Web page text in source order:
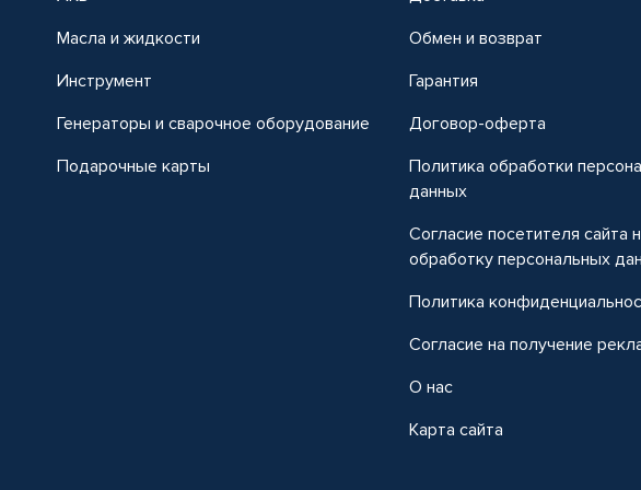
Масла и жидкости
Инструмент
Генераторы и сварочное оборудование
Подарочные карты
Обмен и возврат
Гарантия
Договор-оферта
Политика обработки
данных
Согласие посетителя сайта
обработку персональных
Политика
Согласие на получение
О нас
Карта сайта